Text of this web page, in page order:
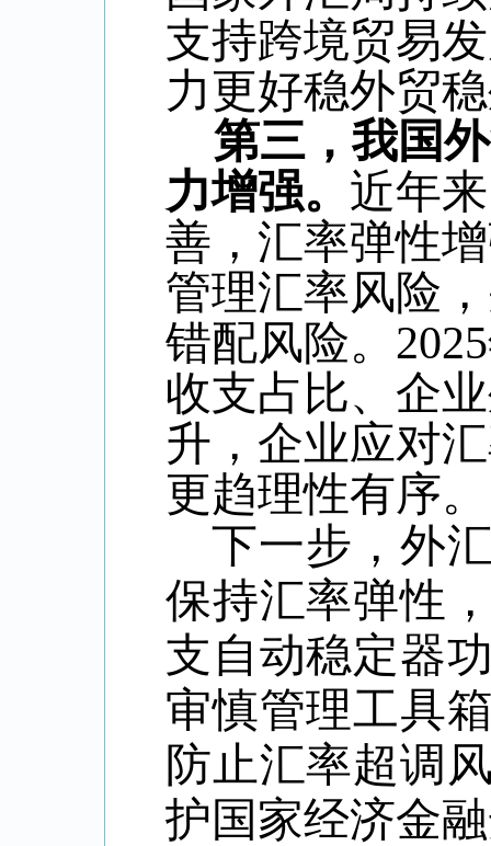
支持跨境贸易
力更好稳外贸
第三，我国外
力增强。 近年
善，汇率弹性
管理汇率风险
错配风险。 2025
收支占比、企
升，企业应对
更趋理性有序。
下一步，外
保持汇率弹性
支自动稳定器
审慎管理工具
防止汇率超调
护国家经济金